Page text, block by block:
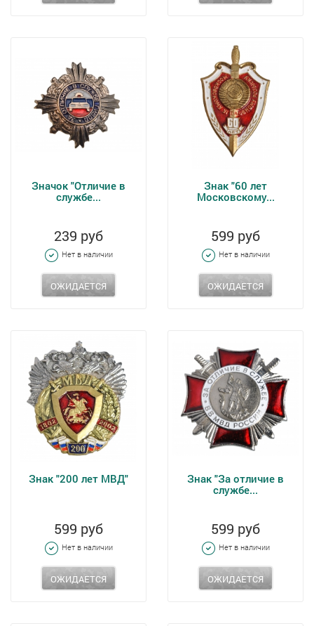
Значок "Отличие в
службе...
239 руб
Нет в наличии
ОЖИДАЕТСЯ
Знак "60 лет
Московскому...
599 руб
Нет в наличии
ОЖИДАЕТСЯ
Знак "200 лет МВД"
599 руб
Нет в наличии
ОЖИДАЕТСЯ
Знак "За отличие в
службе...
599 руб
Нет в наличии
ОЖИДАЕТСЯ